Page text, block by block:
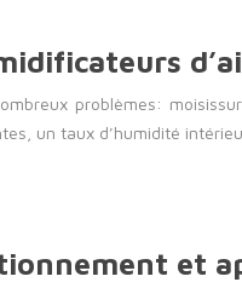
problèmes:
un taux d’humidité
et